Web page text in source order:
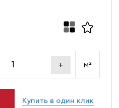
+ м²
Купить в один клик